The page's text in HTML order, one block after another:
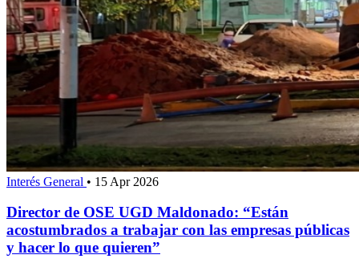
Interés General • 15 Apr 2026
Director de OSE UGD Maldonado: “Están
acostumbrados a trabajar con las empresas públicas
y hacer lo que quieren”